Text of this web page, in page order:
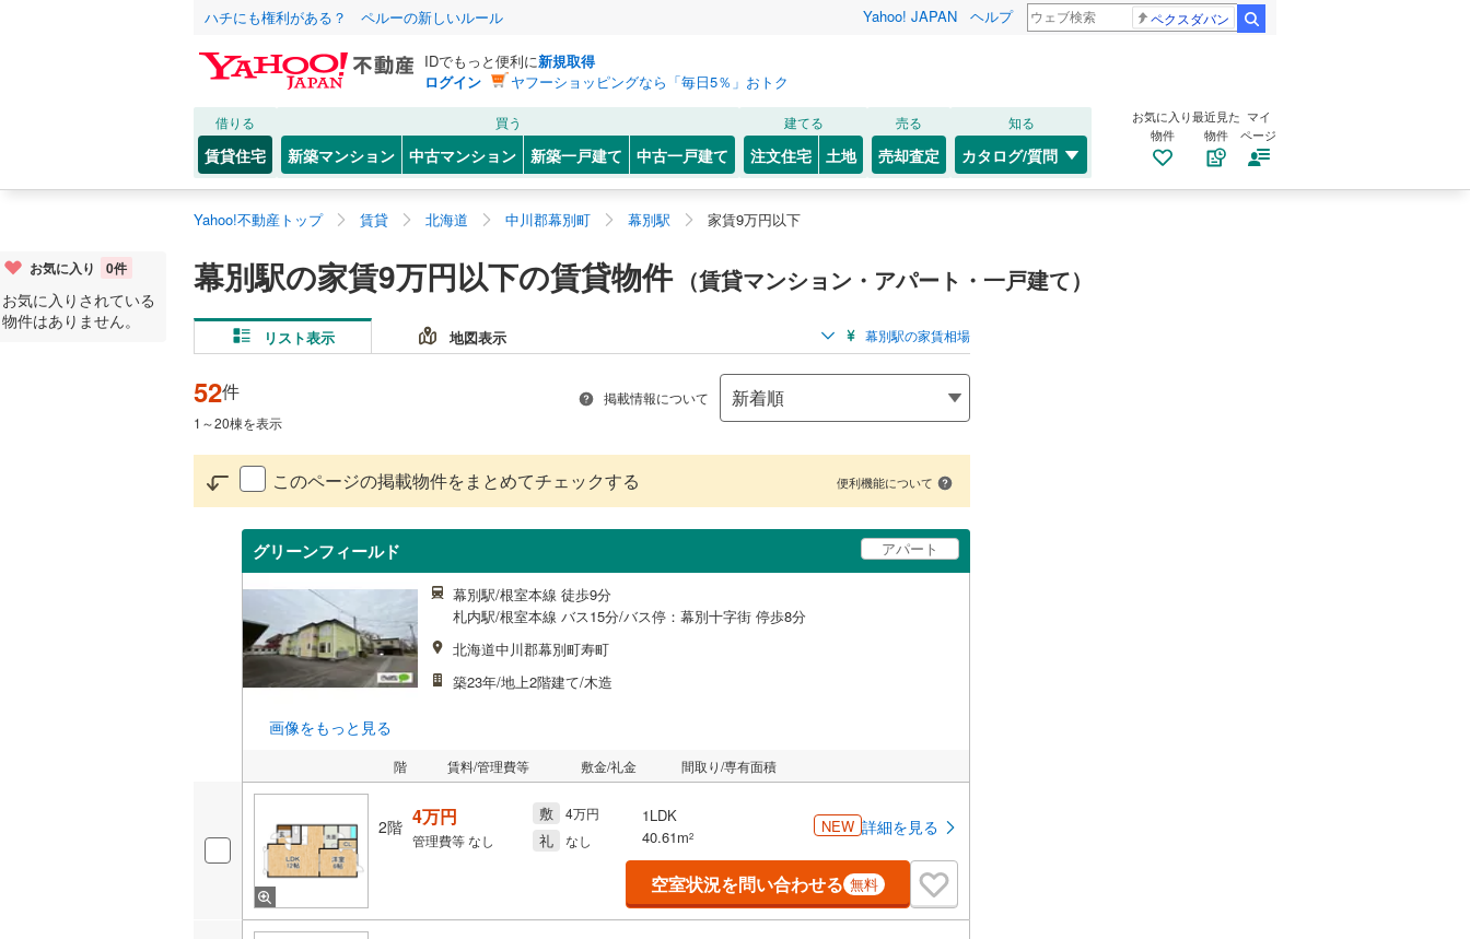
ハチにも権利がある？ ペルーの新しいルール Yahoo! JAPAN ヘルプ ペクスダバン
IDでもっと便利に新規取得
ログイン
ヤフーショッピングなら「毎日5％」おトク
借りる
賃貸住宅
買う
新築マンション 中古マンション 新築一戸建て 中古一戸建て
建てる
注文住宅 土地
売る
売却査定
知る
カタログ/質問
お気に入り
物件
最近見た
物件
マイ
ページ
Yahoo!不動産トップ 賃貸 北海道 中川郡幕別町 幕別駅 家賃9万円以下
幕別駅の家賃9万円以下の賃貸物件 （賃貸マンション・アパート・一戸建て）
リスト表示 地図表示 幕別駅の家賃相場
52件
1 ～20棟を表示
掲載情報について
このページの掲載物件をまとめてチェックする 便利機能について
グリーンフィールド アパート
画像をもっと見る
幕別駅/根室本線 徒歩9分
札内駅/根室本線 バス15分/バス停：幕別十字街 停歩8分
北海道中川郡幕別町寿町
築23年/地上2階建て/木造
階 賃料/管理費等 敷金/礼金 間取り/専有面積
2階 4万円
管理費等なし
敷 4万円
礼 なし
1LDK
40.61m2
NEW 詳細を見る
空室状況を問い合わせる 無料
お気に入り 0件
お気に入りされている
物件はありません。